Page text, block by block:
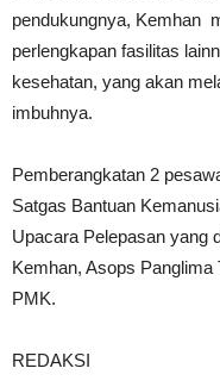
pendukungnya, Kemhan
perlengkapan fasilitas
kesehatan, yang akan
imbuhnya.
Pemberangkatan 2
Satgas Bantuan
Upacara Pelepasan yang
Kemhan, Asops
PMK.
REDAKSI